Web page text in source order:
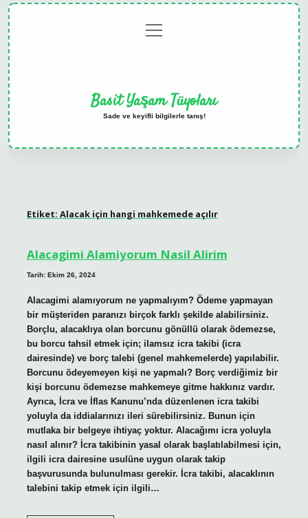
menüyü
aç
Basit Yaşam Tüyoları
Sade ve keyifli bilgilerle tanış!
Etiket: Alacak için hangi mahkemede açılır
Alacagimi Alamiyorum Nasil Alirim
Tarih: Ekim 26, 2024
Alacagimi alamıyorum ne yapmalıyım? Ödeme yapmayan
bir müşteriden paranızı birçok farklı şekilde alabilirsiniz.
Borçlu, alacaklıya olan borcunu gönüllü olarak ödemezse,
bu borcu tahsil etmek için; ilamsız icra takibi (icra
dairesinde) ve borç talebi (genel mahkemelerde) yapılabilir.
Borcunu ödeyemeyen kişi ne yapmalı? Borç verdiğimiz bir
kişi borcunu ödemezse mahkemeye gitme hakkınız vardır.
Ayrıca, İcra ve İflas Kanunu’nda düzenlenen icra takibi
yoluyla da iddialarınızı ileri sürebilirsiniz. Bunun için
mutlaka bir belgeye ihtiyaç yoktur. Alacağımı icra yoluyla
nasıl alınır? İcra takibinin yasal olarak başlatılabilmesi için,
ilgili icra dairesine usulüne uygun olarak takip
başvurusunda bulunulması gerekir. İcra takibi, alacaklının
talebini takip etmek için ilgili…